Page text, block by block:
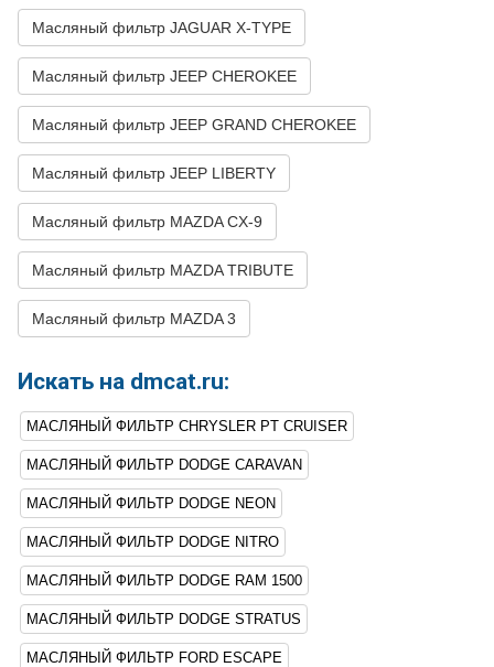
62 FORD TAURUS 1986
63 JEEP
GRAND
CHEROKEE
2008
64 JEEP
GRAND
CHEROKEE
2007 V6 3.7L
GRAND
CHEROKEE
66 JEEP
GRAND
2005
Масляный фильтр JAGUAR X-TYPE
Масляный фильтр JEEP CHEROKEE
Масляный фильтр JEEP GRAND CHEROKEE
Масляный фильтр JEEP LIBERTY
Масляный фильтр MAZDA CX-9
Масляный фильтр MAZDA TRIBUTE
Масляный фильтр MAZDA 3
Искать на dmcat.ru:
МАСЛЯНЫЙ ФИЛЬТР CHRYSLER PT CRUISER
МАСЛЯНЫЙ ФИЛЬТР DODGE CARAVAN
МАСЛЯНЫЙ ФИЛЬТР DODGE NEON
МАСЛЯНЫЙ ФИЛЬТР DODGE NITRO
МАСЛЯНЫЙ ФИЛЬТР DODGE RAM 1500
МАСЛЯНЫЙ ФИЛЬТР DODGE STRATUS
МАСЛЯНЫЙ ФИЛЬТР FORD ESCAPE